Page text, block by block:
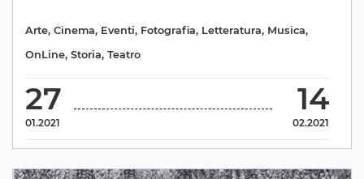
27
01.2021
14
02.2021
Arte, Cinema, Eventi, Fotografia, Letteratura, Musica,
OnLine, Storia, Teatro